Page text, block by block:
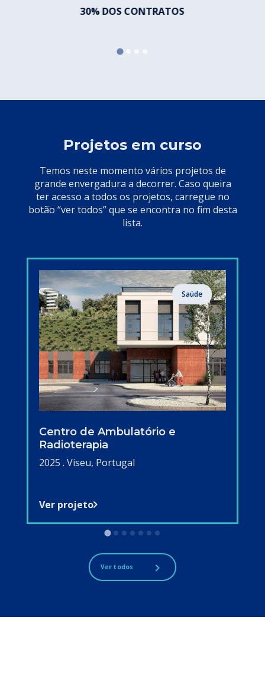
30% DOS CONTRATOS
Projetos em curso
Temos neste momento vários projetos de
grande envergadura a decorrer. Caso queira
ter acesso a todos os projetos, carregue no
botão “ver todos” que se encontra no fim desta
lista.
Saúde
Centro de Ambulatório e
Radioterapia
2025 . Viseu, Portugal
Ver projeto
Ver todos